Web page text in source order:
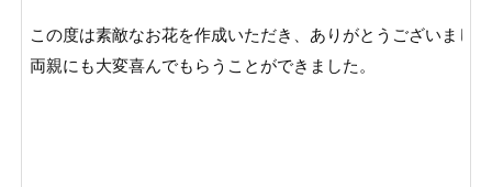
この度は素敵なお花を作成いただき、ありがとうございまし
両親にも大変喜んでもらうことができました。